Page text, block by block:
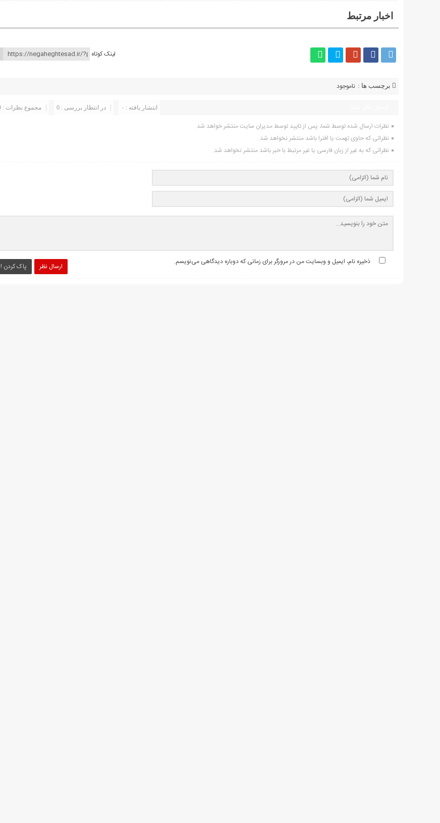
اخبار مرتبط
لینک کوتاه
برچسب ها : ناموجود
مجموع نظرات : 0 در انتظار بررسی : 0 انتشار یافته : ۰
نظرات ارسال شده توسط شما، پس از تایید توسط مدیران سایت منتشر خواهد شد.
نظراتی که حاوی تهمت یا افترا باشد منتشر نخواهد شد.
نظراتی که به غیر از زبان فارسی یا غیر مرتبط با خبر باشد منتشر نخواهد شد.
ارسال نظر پاک کردن ! ذخیره نام، ایمیل و وبسایت من در مرورگر برای زمانی که دوباره دیدگاهی می‌نویسم.